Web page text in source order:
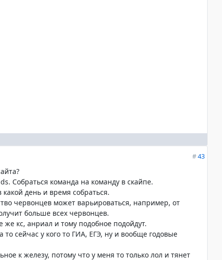
#43
Собраться команда на команду в скайпе.
день и время собраться.
червонцев может варьироваться, например, от
больше всех червонцев.
кс, анриал и тому подобное подойдут.
сейчас у кого то ГИА, ЕГЭ, ну и вообще годовые
к железу, потому что у меня то только лол и тянет